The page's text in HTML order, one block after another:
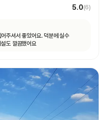
5.0(6)
주셔서 좋았어요. 덕분에 실수
도 깔끔했어요